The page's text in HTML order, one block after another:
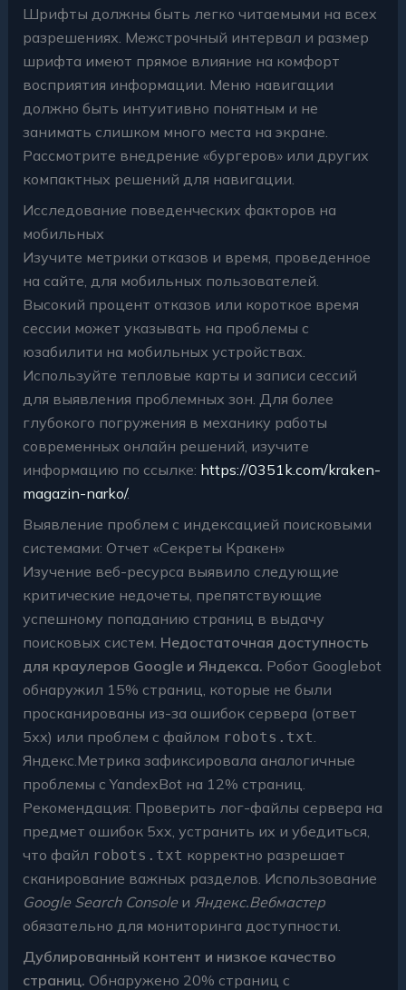
Шрифты должны быть легко читаемыми на всех
разрешениях. Межстрочный интервал и размер
шрифта имеют прямое влияние на комфорт
восприятия информации. Меню навигации
должно быть интуитивно понятным и не
занимать слишком много места на экране.
Рассмотрите внедрение «бургеров» или других
компактных решений для навигации.
Исследование поведенческих факторов на
мобильных
Изучите метрики отказов и время, проведенное
на сайте, для мобильных пользователей.
Высокий процент отказов или короткое время
сессии может указывать на проблемы с
юзабилити на мобильных устройствах.
Используйте тепловые карты и записи сессий
для выявления проблемных зон. Для более
глубокого погружения в механику работы
современных онлайн решений, изучите
информацию по ссылке: https://0351k.com/kraken-
magazin-narko/.
Выявление проблем с индексацией поисковыми
системами: Отчет «Секреты Кракен»
Изучение веб-ресурса выявило следующие
критические недочеты, препятствующие
успешному попаданию страниц в выдачу
поисковых систем. Недостаточная доступность
для краулеров Google и Яндекса. Робот Googlebot
обнаружил 15% страниц, которые не были
просканированы из-за ошибок сервера (ответ
5xx) или проблем с файлом robots.txt
Яндекс.Метрика зафиксировала аналогичные
проблемы с YandexBot на 12% страниц.
Рекомендация: Проверить лог-файлы сервера на
предмет ошибок 5xx, устранить их и убедиться,
что файл robots.txt корректно разрешает
сканирование важных разделов. Использование
Google Search Consoleи Яндекс.Вебмастер
обязательно для мониторинга доступности.
Дублированный контент и низкое качество
страниц. Обнаружено 20% страниц с